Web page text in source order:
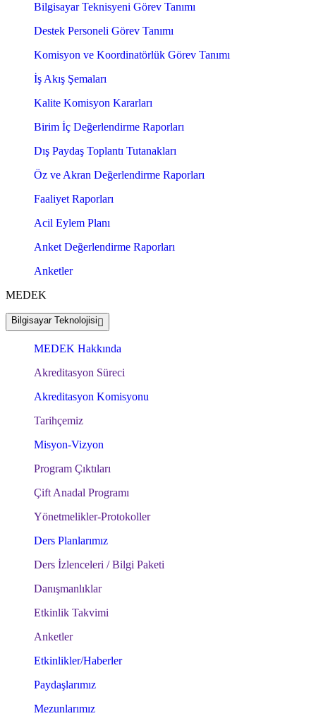
Bilgisayar Teknisyeni Görev Tanımı
Destek Personeli Görev Tanımı
Komisyon ve Koordinatörlük Görev Tanımı
İş Akış Şemaları
Kalite Komisyon Kararları
Birim İç Değerlendirme Raporları
Dış Paydaş Toplantı Tutanakları
Öz ve Akran Değerlendirme Raporları
Faaliyet Raporları
Acil Eylem Planı
Anket Değerlendirme Raporları
Anketler
MEDEK
Bilgisayar Teknolojisi
MEDEK Hakkında
Akreditasyon Süreci
Akreditasyon Komisyonu
Tarihçemiz
Misyon-Vizyon
Program Çıktıları
Çift Anadal Programı
Yönetmelikler-Protokoller
Ders Planlarımız
Ders İzlenceleri / Bilgi Paketi
Danışmanlıklar
Etkinlik Takvimi
Anketler
Etkinlikler/Haberler
Paydaşlarımız
Mezunlarımız